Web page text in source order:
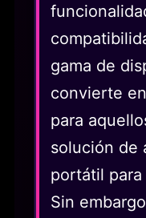
gama de
convierte
para
solución de
portátil
Sin